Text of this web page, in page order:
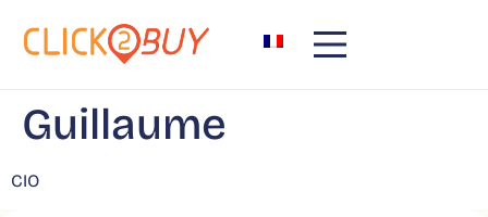
Guillaume
CIO